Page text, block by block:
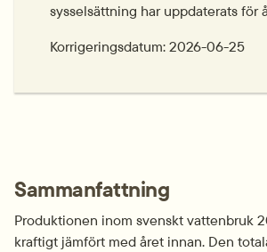
sysselsättning har uppdaterats för
Korrigeringsdatum: 2026-06-25
Sammanfattning
Produktionen inom svenskt vattenbruk
kraftigt jämfört med året innan. Den